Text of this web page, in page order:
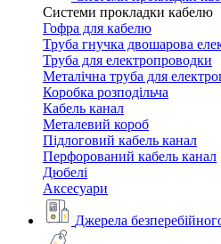
Системи прокладки кабелю
Гофра для кабелю
Труба гнучка двошарова
Труба для електропроводки
Металічна труба для
Коробка розподільча
Кабель канал
Металевий короб
Підлоговий кабель канал
Перфорований кабель канал
Дюбелі
Аксесуари
Джерела